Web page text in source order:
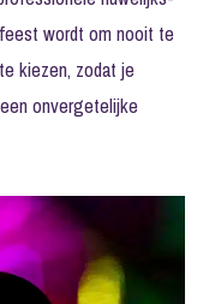
wordt om nooit te
kiezen, zodat je
onvergetelijke